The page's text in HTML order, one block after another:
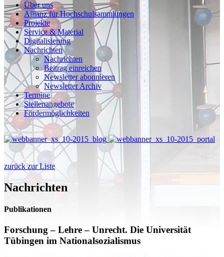
Über uns
Allianz für Hochschulsammlungen
Projekte
Service & Material
Digitalisierung
Nachrichten
Nachrichten
Beitrag einreichen
Newsletter abonnieren
Newsletter Archiv
Termine
Stellenangebote
Fördermöglichkeiten
zurück zur Liste
Nachrichten
Publikationen
Forschung – Lehre – Unrecht. Die Universität
Tübingen im Nationalsozialismus